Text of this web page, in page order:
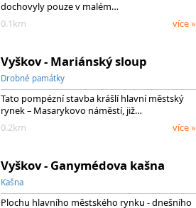
dochovyly pouze v malém…
0.1km
více »
Vyškov - Mariánský sloup
Drobné památky
Tato pompézní stavba krášlí hlavní městský
rynek – Masarykovo náměstí, již…
0.2km
více »
Vyškov - Ganymédova kašna
Kašna
Plochu hlavního městského rynku - dnešního